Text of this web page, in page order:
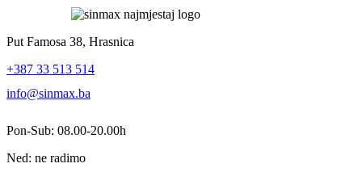
Put Famosa 38, Hrasnica
+387 33 513 514
info@sinmax.ba
Pon-Sub: 08.00-20.00h
Ned: ne radimo